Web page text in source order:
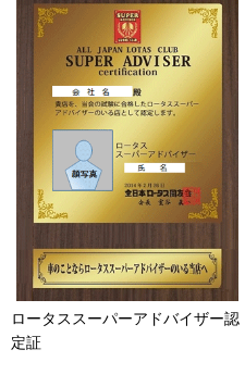
ロータススーパーアドバイザー認
定証